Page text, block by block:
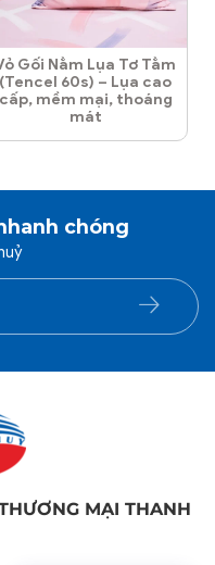
Gối Nằm Lụa Tơ Tằm
(Tencel 60s) – Lụa cao
cấp, mềm mại, thoáng
mát
chóng
MẠI THANH